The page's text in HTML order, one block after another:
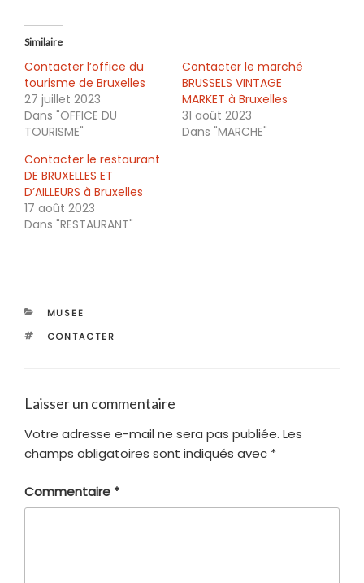
Similaire
Contacter l’office du
tourisme de Bruxelles
27 juillet 2023
Dans "OFFICE DU
TOURISME"
Contacter le marché
BRUSSELS VINTAGE
MARKET à Bruxelles
31 août 2023
Dans "MARCHE"
Contacter le restaurant
DE BRUXELLES ET
D’AILLEURS à Bruxelles
17 août 2023
Dans "RESTAURANT"
CATÉGORIES
MUSEE
ÉTIQUETTES
CONTACTER
Laisser un commentaire
Votre adresse e-mail ne sera pas publiée. Les
champs obligatoires sont indiqués avec *
Commentaire *